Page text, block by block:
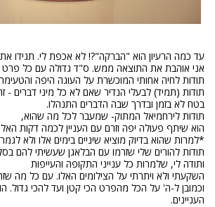
עד כמה הרעיון הוא "הברקה"?! לא אכפת לי. תגידו
אני אוהבת את התוצאה ממש. ס"ד גדולה עם כל פרט
תודות לחיה אחותי המוכשרת על העוגה היפה
תודות (תמיד) לבעלי הנדיר שאם לא כל מיני דברים -
בטח לא בזמן ובדרך שבה הדברים התנהלו.
תודות לירחמיאל המתוק- שמעבר לכל מה שהוא,
הוא שיתף פעולה יפה וזרם עם העניין לכמה דקות
*למרות שהוא בדיוק מוציא שיניים בימים אלו ולא
תודות להורים שלי שזרמו עם הבלאגן שעשיתי להם
ותודה לי, שלמרות כל ענייני התקופה והעייפות
השקעתי ולא ויתרתי על הצילומים האלו. עם כל מה
וכמובן ל-ה' על הכל מהפרט הכי קטן ועד להכי גדול.
העניינים.